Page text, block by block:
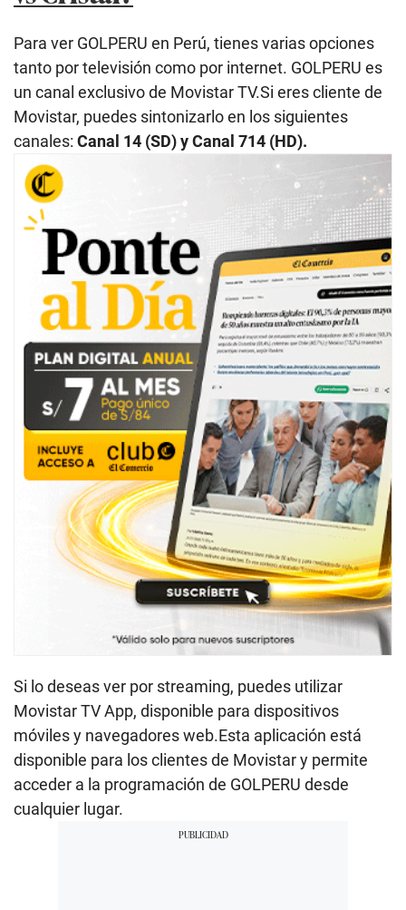
Para ver GOLPERU en Perú, tienes varias opciones
tanto por televisión como por internet. GOLPERU es
un canal exclusivo de Movistar TV.Si eres cliente de
Movistar, puedes sintonizarlo en los siguientes
canales: Canal 14 (SD) y Canal 714 (HD).
Si lo deseas ver por streaming, puedes utilizar
Movistar TV App, disponible para dispositivos
móviles y navegadores web.Esta aplicación está
disponible para los clientes de Movistar y permite
acceder a la programación de GOLPERU desde
cualquier lugar.